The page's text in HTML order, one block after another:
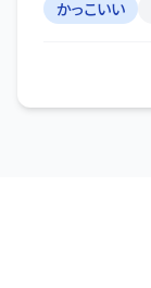
かっこいい